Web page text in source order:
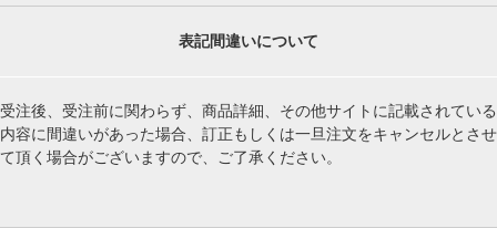
表記間違いについて
受注後、受注前に関わらず、商品詳細、その他サイトに記載されている
内容に間違いがあった場合、訂正もしくは一旦注文をキャンセルとさせ
て頂く場合がございますので、ご了承ください。